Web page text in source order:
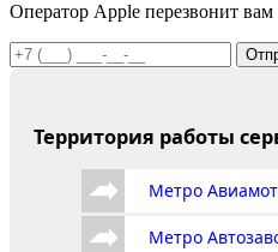
Оператор Apple перезвонит
Территория работы
Метро
Метро